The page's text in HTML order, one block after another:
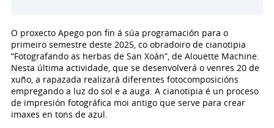
O proxecto Apego pon fin á súa programación para o
primeiro semestre deste 2025, co obradoiro de cianotipia
“Fotografando as herbas de San Xoán”, de Alouette Machine.
Nesta última actividade, que se desenvolverá o venres 20 de
xuño, a rapazada realizará diferentes fotocomposicións
empregando a luz do sol e a auga. A cianotipia é un proceso
de impresión fotográfica moi antigo que serve para crear
imaxes en tons de azul.